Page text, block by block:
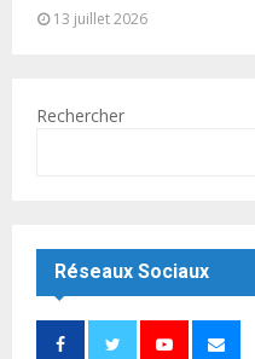
13 juillet 2026
Rechercher
Réseaux Sociaux